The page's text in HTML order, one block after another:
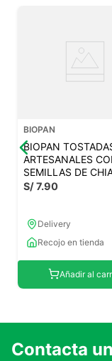
BIOPAN
BIOPAN
ARTESANALES
SEMILLAS DE
S/7.90
Delivery
Recojo en tienda
Añadir al
Contacta